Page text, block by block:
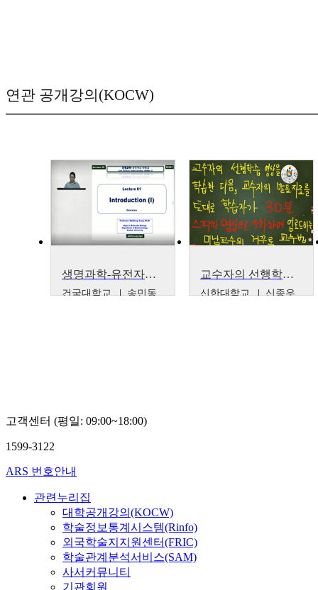
연관 공개강의(KOCW)
생명과학-유전자의이해2
건국대학교 송민동
교수자의 선행학습 영상을 학습한 다음 교수자의 영상발표자료를 토대로 학습자가 30분 스피치 영상으로 녹화하여 업로드 하는 미남교수의 거꾸로 교수법
신한대학교 신종우
고객센터 (평일: 09:00~18:00)
1599-3122
ARS 번호안내
관련누리집
대학공개강의(KOCW)
학술정보통계시스템(Rinfo)
외국학술지지원센터(FRIC)
학술관계분석서비스(SAM)
사서커뮤니티
기관회원